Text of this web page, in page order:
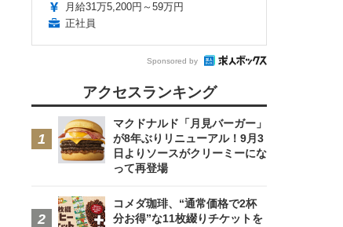
月給31万5,200円～59万円
正社員
Sponsored by
アクセスランキング
マクドナルド「月見バーガー」
が8年ぶりリニューアル！9月3
日よりソースがクリーミーにな
って再登場
コメダ珈琲、“通常価格で2杯
分お得”な11枚綴りチケットを